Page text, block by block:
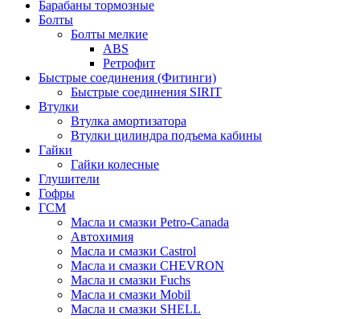
Барабаны тормозные
Болты
Болты мелкие
ABS
Ретрофит
Быстрые соединения (Фитинги)
Быстрые соединения SIRIT
Втулки
Втулка амортизатора
Втулки цилиндра подъема кабины
Гайки
Гайки колесные
Глушители
Гофры
ГСМ
Масла и смазки Petro-Canada
Автохимия
Масла и смазки Castrol
Масла и смазки CHEVRON
Масла и смазки Fuchs
Масла и смазки Mobil
Масла и смазки SHELL